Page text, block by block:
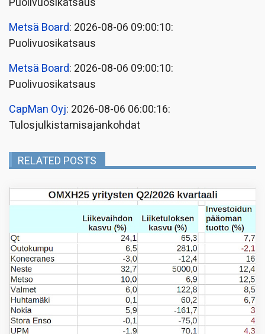
Metsä Board: 2026-08-06 09:00:10:
Puolivuosikatsaus
Metsä Board: 2026-08-06 09:00:10:
Puolivuosikatsaus
CapMan Oyj: 2026-08-06 06:00:16:
Tulosjulkistamisajankohdat
RELATED POSTS